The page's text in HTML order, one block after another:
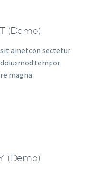
(Demo)
ametcon sectetur
tempor
magna
(Demo)